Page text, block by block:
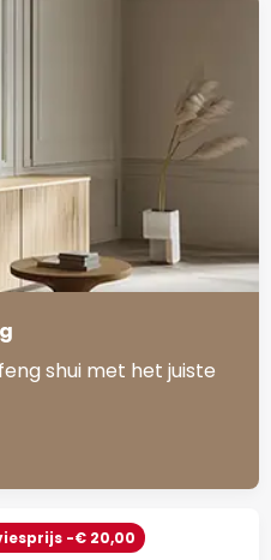
shui met het juiste
-€ 20,00